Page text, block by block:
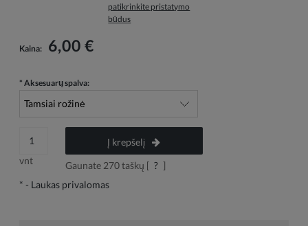
Į kainą neįskaičiuotos galimos mokėjimo išlaidos
patikrinkite pristatymo
būdus
Kaina: 6,00 €
* Aksesuarų spalva:
vnt
Į krepšelį
Gaunate 270taškų [ ? ]
* - Laukas privalomas